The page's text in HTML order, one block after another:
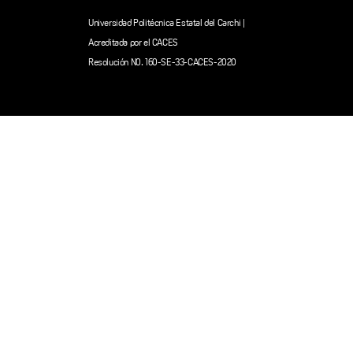
Universidad Politécnica Estatal del Carchi |
Acreditada por el CACES
Resolución N0. 160-SE-33-CACES-2020